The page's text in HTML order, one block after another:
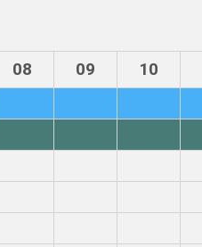
08 09
10